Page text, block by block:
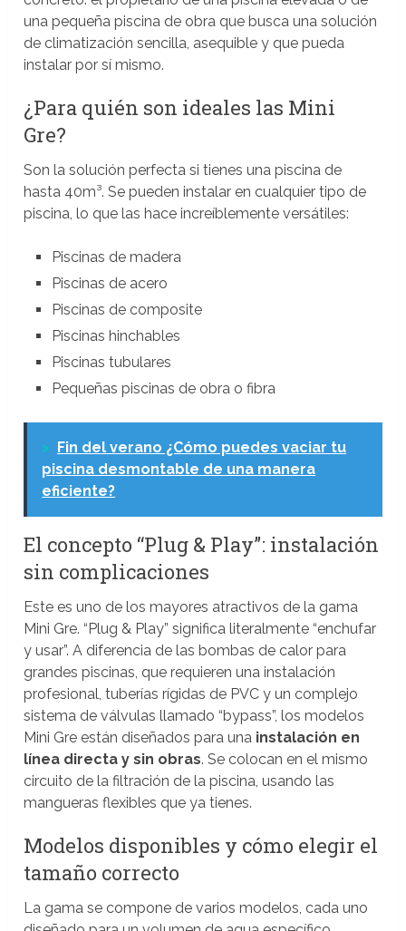
una pequeña piscina de obra que busca una solución
de climatización sencilla, asequible y que pueda
instalar por sí mismo.
¿Para quién son ideales las Mini
Gre?
Son la solución perfecta si tienes una piscina de
hasta 40m³. Se pueden instalar en cualquier tipo de
piscina, lo que las hace increíblemente versátiles:
Piscinas de madera
Piscinas de acero
Piscinas de composite
Piscinas hinchables
Piscinas tubulares
Pequeñas piscinas de obra o fibra
>
Fin del verano ¿Cómo puedes vaciar tu
piscina desmontable de una manera
eficiente?
El concepto “Plug & Play”: instalación
sin complicaciones
Este es uno de los mayores atractivos de la gama
Mini Gre. “Plug & Play” significa literalmente “enchufar
y usar”. A diferencia de las bombas de calor para
grandes piscinas, que requieren una instalación
profesional, tuberías rígidas de PVC y un complejo
sistema de válvulas llamado “bypass”, los modelos
Mini Gre están diseñados para una instalación en
línea directa y sin obras. Se colocan en el mismo
circuito de la filtración de la piscina, usando las
mangueras flexibles que ya tienes.
Modelos disponibles y cómo elegir el
tamaño correcto
La gama se compone de varios modelos, cada uno